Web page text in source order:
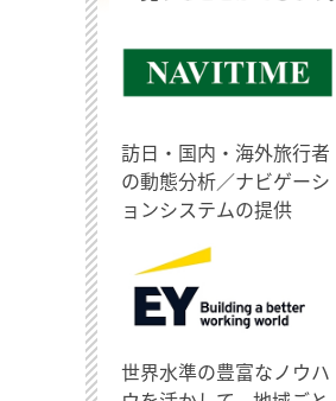
訪日・国内・海外旅行者
の動態分析／ナビゲーシ
ョンシステムの提供
世界水準の豊富なノウハ